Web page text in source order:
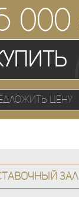
000
цену
зал